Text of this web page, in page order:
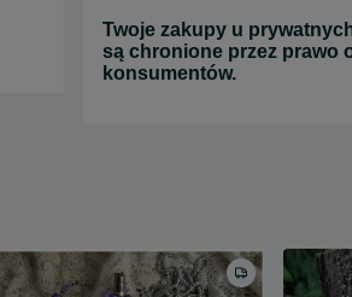
Twoje zakupy u
są chronione przez prawo
konsumentów.